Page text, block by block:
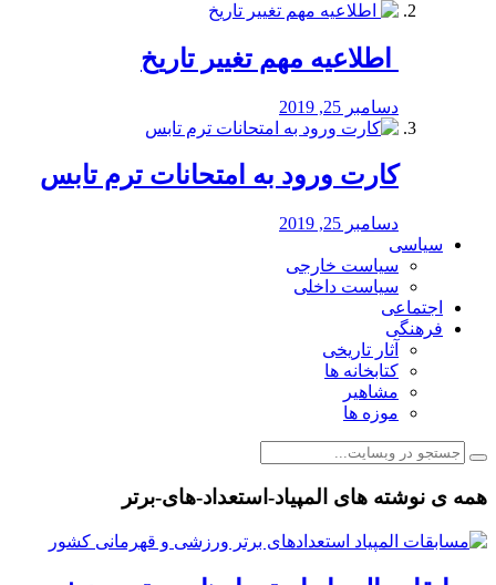
️ اطلاعیه مهم تغییر تاریخ
دسامبر 25, 2019
کارت ورود به امتحانات ترم تابس
دسامبر 25, 2019
سیاسی
سیاست خارجی
سیاست داخلی
اجتماعی
فرهنگی
آثار تاریخی
کتابخانه ها
مشاهیر
موزه ها
همه ی نوشته های المپیاد-استعداد-های-برتر